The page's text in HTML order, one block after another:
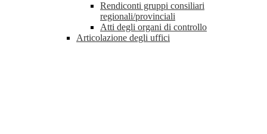
Rendiconti gruppi consiliari
regionali/provinciali
Atti degli organi di controllo
Articolazione degli uffici